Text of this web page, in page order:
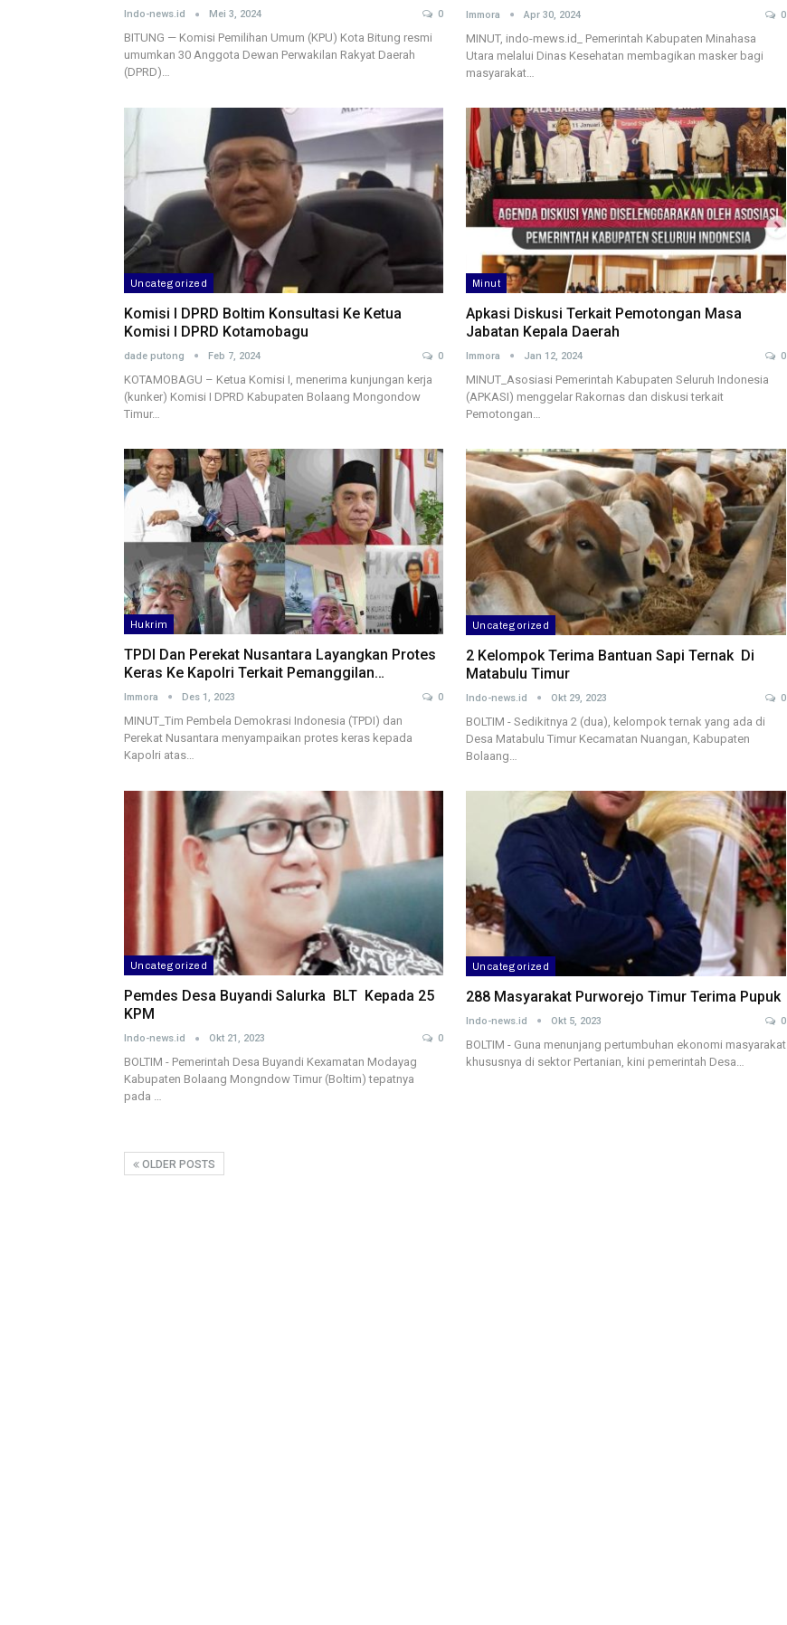
Indo-news.id Mei 3, 2024 0
BITUNG — Komisi Pemilihan Umum (KPU) Kota Bitung resmi
umumkan 30 Anggota Dewan Perwakilan Rakyat Daerah
(DPRD)…
Immora Apr 30, 2024 0
MINUT, indo-mews.id_ Pemerintah Kabupaten Minahasa
Utara melalui Dinas Kesehatan membagikan masker bagi
masyarakat…
Uncategorized
Komisi I DPRD Boltim Konsultasi Ke Ketua
Komisi I DPRD Kotamobagu
dade putong Feb 7, 2024 0
KOTAMOBAGU – Ketua Komisi I, menerima kunjungan kerja
(kunker) Komisi I DPRD Kabupaten Bolaang Mongondow
Timur…
Minut
Apkasi Diskusi Terkait Pemotongan Masa
Jabatan Kepala Daerah
Immora Jan 12, 2024 0
MINUT_Asosiasi Pemerintah Kabupaten Seluruh Indonesia
(APKASI) menggelar Rakornas dan diskusi terkait
Pemotongan…
Hukrim
TPDI Dan Perekat Nusantara Layangkan Protes
Keras Ke Kapolri Terkait Pemanggilan…
Immora Des 1, 2023 0
MINUT_Tim Pembela Demokrasi Indonesia (TPDI) dan
Perekat Nusantara menyampaikan protes keras kepada
Kapolri atas…
Uncategorized
2 Kelompok Terima Bantuan Sapi Ternak Di
Matabulu Timur
Indo-news.id Okt 29, 2023 0
BOLTIM - Sedikitnya 2 (dua), kelompok ternak yang ada di
Desa Matabulu Timur Kecamatan Nuangan, Kabupaten
Bolaang…
Uncategorized
Pemdes Desa Buyandi Salurka BLT Kepada 25
KPM
Indo-news.id Okt 21, 2023 0
BOLTIM - Pemerintah Desa Buyandi Kexamatan Modayag
Kabupaten Bolaang Mongndow Timur (Boltim) tepatnya
pada …
Uncategorized
288 Masyarakat Purworejo Timur Terima Pupuk
Indo-news.id Okt 5, 2023 0
BOLTIM - Guna menunjang pertumbuhan ekonomi masyarakat
khususnya di sektor Pertanian, kini pemerintah Desa…
OLDER POSTS